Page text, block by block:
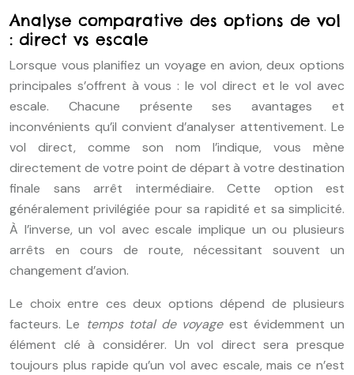
Analyse comparative des options de vol
: direct vs escale
Lorsque vous planifiez un voyage en avion, deux options
principales s’offrent à vous : le vol direct et le vol avec
escale. Chacune présente ses avantages et
inconvénients qu’il convient d’analyser attentivement. Le
vol direct, comme son nom l’indique, vous mène
directement de votre point de départ à votre destination
finale sans arrêt intermédiaire. Cette option est
généralement privilégiée pour sa rapidité et sa simplicité.
À l’inverse, un vol avec escale implique un ou plusieurs
arrêts en cours de route, nécessitant souvent un
changement d’avion.
Le choix entre ces deux options dépend de plusieurs
facteurs. Le temps total de voyage est évidemment un
élément clé à considérer. Un vol direct sera presque
toujours plus rapide qu’un vol avec escale, mais ce n’est